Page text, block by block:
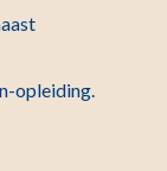
opleiding.